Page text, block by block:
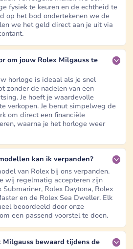
fysiek te keuren en de echtheid te
op het bod ondertekenen we de
we het geld direct aan je uit via
om jouw Rolex Milgauss te
horloge is ideaal als je snel
zonder de nadelen van een
Je hoeft je waardevolle
verkopen. Je benut simpelweg de
om direct een financiële
waarna je het horloge weer
kan ik verpanden?
van Rolex bij ons verpanden.
wij regelmatig accepteren zijn
Rolex Daytona, Rolex
en de Rolex Sea Dweller. Elk
beoordeeld door onze
een passend voorstel te doen.
Milgauss bewaard tijdens de